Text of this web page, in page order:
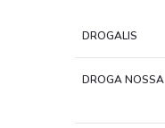
DROGALIS
DROGA NOSSA